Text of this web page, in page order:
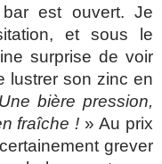
est ouvert. Je
et sous le
surprise de voir
lustrer son zinc en
Une bière pression,
fraîche ! » Au prix
grever